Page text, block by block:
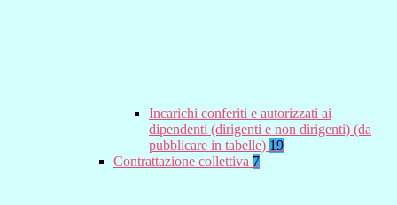
Incarichi conferiti e autorizzati ai
dipendenti (dirigenti e non dirigenti) (da
pubblicare in tabelle) 19
Contrattazione collettiva 7